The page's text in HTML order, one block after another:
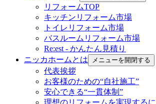
リフォームTOP
キッチンリフォーム市場
トイレリフォーム市場
バスルームリフォーム市場
Re:est - かんたん見積り
ニッカホームとは
メニューを開閉する
代表挨拶
お客様のための“自社施工”
安心できる“一貫体制”
理想のリフォームを実現する